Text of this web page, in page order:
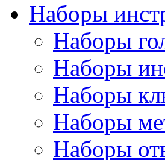
Наборы
Наборы
Наборы
Наборы
Наборы
Наборы